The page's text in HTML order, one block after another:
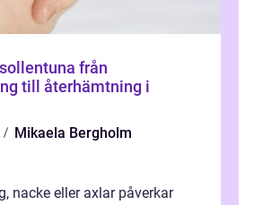
från
till återhämtning i
Mikaela Bergholm
nacke eller axlar påverkar